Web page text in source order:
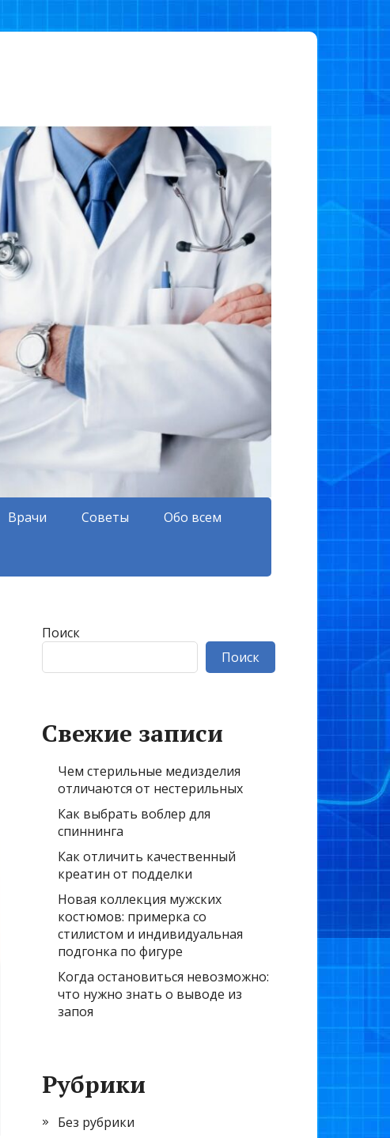
Врачи Советы Обо всем
Поиск
Поиск
Свежие записи
Чем стерильные медизделия
отличаются от нестерильных
Как выбрать воблер для
спиннинга
Как отличить качественный
креатин от подделки
Новая коллекция мужских
костюмов: примерка со
стилистом и индивидуальная
подгонка по фигуре
Когда остановиться невозможно:
что нужно знать о выводе из
запоя
Рубрики
Без рубрики